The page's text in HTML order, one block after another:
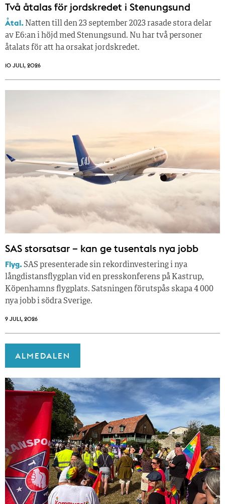
Två åtalas för jordskredet i Stenungsund
Åtal. Natten till den 23 september 2023 rasade stora delar
av E6:an i höjd med Stenungsund. Nu har två personer
åtalats för att ha orsakat jordskredet.
10 JULI, 2026
SAS storsatsar – kan ge tusentals nya jobb
Flyg.SAS presenterade sin rekordinvestering i nya
långdistansflygplan vid en presskonferens på Kastrup,
Köpenhamns flygplats. Satsningen förutspås skapa 4 000
nya jobb i södra Sverige.
9 JULI, 2026
ALMEDALEN